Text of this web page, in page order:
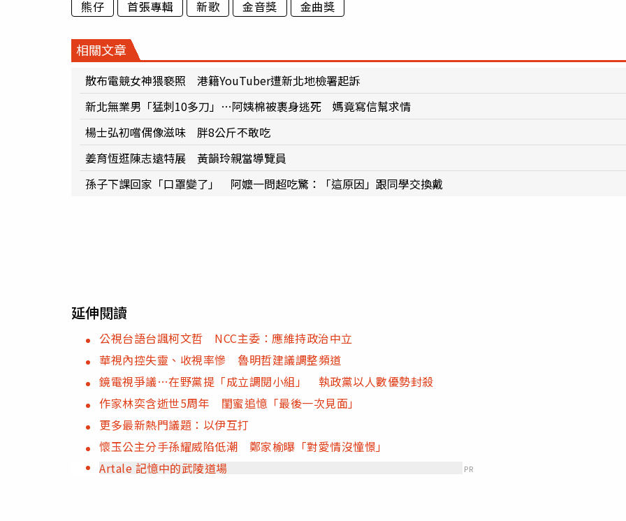
熊仔 首張專輯 新歌 金音獎 金曲獎
相關文章
散布電競女神猥褻照 港籍YouTuber遭新北地檢署起訴
新北無業男「猛刺10多刀」…阿姨棉被裹身逃死 媽竟寫信幫求情
楊士弘初嚐偶像滋味 胖8公斤不敢吃
姜育恆逛陳志遠特展 黃韻玲親當導覽員
孫子下課回家「口罩變了」 阿嬤一問超吃驚：「這原因」跟同學交換戴
延伸閱讀
公視台語台諷柯文哲 NCC主委：應維持政治中立
華視內控失靈、收視率慘 魯明哲建議調整頻道
鏡電視爭議…在野黨提「成立調閱小組」 執政黨以人數優勢封殺
作家林奕含逝世5周年 閨蜜追憶「最後一次見面」
更多最新熱門議題：以伊互打
懷玉公主分手孫耀威陷低潮 鄭家榆曝「對愛情沒憧憬」
Artale 記憶中的武陵道場
PR